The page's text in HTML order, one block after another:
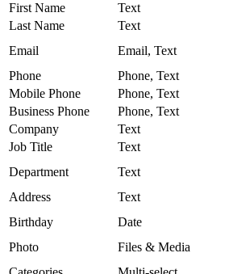
First Name
Text
Last Name
Text
Email
Email, Text
Phone
Phone, Text
Mobile Phone
Phone, Text
Business Phone
Phone, Text
Company
Text
Job Title
Text
Department
Text
Address
Text
Birthday
Date
Photo
Files & Media